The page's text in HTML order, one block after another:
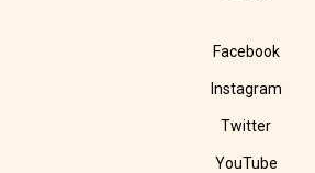
Facebook
Instagram
Twitter
YouTube